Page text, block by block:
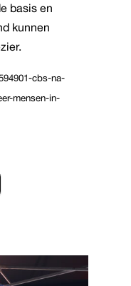
basis en
kunnen
cbs-na-
mensen-in-